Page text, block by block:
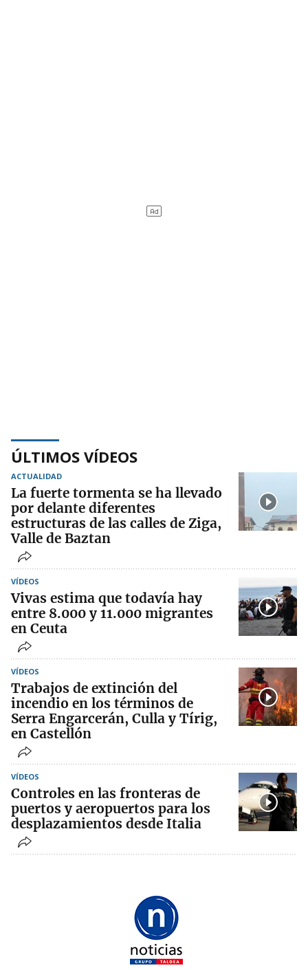
ÚLTIMOS VÍDEOS
ACTUALIDAD
La fuerte tormenta se ha llevado
por delante diferentes
estructuras de las calles de Ziga,
Valle de Baztan
VÍDEOS
Vivas estima que todavía hay
entre 8.000 y 11.000 migrantes
en Ceuta
VÍDEOS
Trabajos de extinción del
incendio en los términos de
Serra Engarcerán, Culla y Tírig,
en Castellón
VÍDEOS
Controles en las fronteras de
puertos y aeropuertos para los
desplazamientos desde Italia